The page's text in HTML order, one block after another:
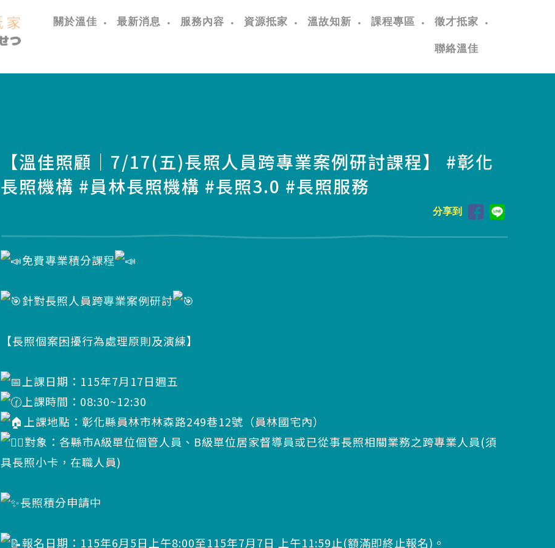
關於溫佳 最新消息 服務內容 資源抵家 溫故知新 課程專區 徵才抵家
聯絡溫佳
【溫佳照顧｜7/17(五)長照人員跨專業案例研討課程】 #彰化
長照機構 #員林長照機構 #長照3.0 #長照服務
分享到
免費專業積分課程
針對長照人員跨專業案例研討
【長照個案困擾行為處理原則及演練】
上課日期：115年7月17日週五
上課時間：08:30~12:30
上課地點：彰化縣員林市林森路249巷12號（員林國宅內）
對象：各縣市A級單位個管人員、B級單位居家督導員或已從事長照相關業務之跨專業人員(須
具長照小卡，在職人員)
長照積分申請中
報名日期：115年6月5日上午8:00至115年7月7日 上午11:59止(額滿即終止報名)。